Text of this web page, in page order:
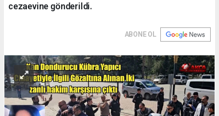
cezaevine gönderildi.
ABONE OL